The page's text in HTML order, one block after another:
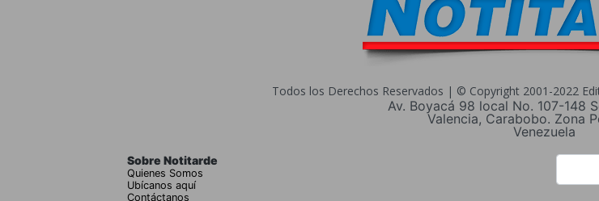
Todos los Derechos Reservados | © Copyright 2001-2022
Av. Boyacá 98 local No. 107-148
Valencia, Carabobo. Zona
Venezuela
Sobre Notitarde
Quienes Somos
Ubícanos aquí
Contáctanos